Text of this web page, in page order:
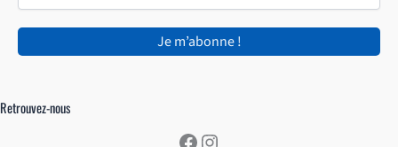
Retrouvez-nous
Facebook
Instagram